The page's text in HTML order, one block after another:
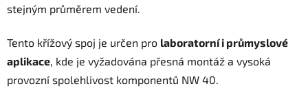
stejným průměrem vedení.
Tento křížový spoj je určen pro laboratorní i průmyslové
aplikace, kde je vyžadována přesná montáž a vysoká
provozní spolehlivost komponentů NW 40.